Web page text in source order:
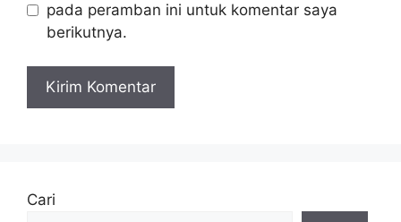
pada peramban ini untuk komentar saya
berikutnya.
Cari